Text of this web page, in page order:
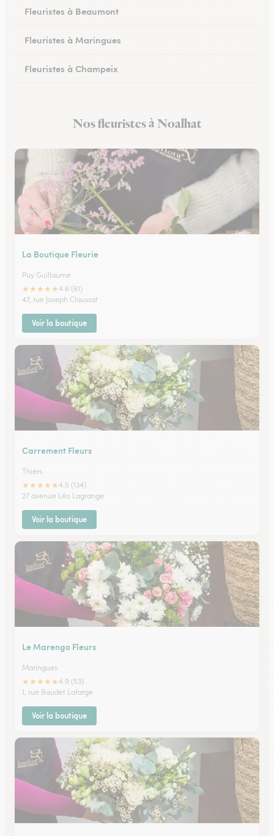
Fleuristes à Beaumont
Fleuristes à Maringues
Fleuristes à Champeix
Fleuristes à CeyratNos fleuristes à Noalhat
La Boutique Fleurie
Puy Guillaume
★★★★★4.6 (61)
47, rue Joseph Claussat
Voir la boutique
Carrement Fleurs
Thiers
★★★★★4.5 (134)
27 avenue Léo Lagrange
Voir la boutique
Le Marengo Fleurs
Maringues
★★★★★4.9 (53)
1, rue Baudet Lafarge
Voir la boutique